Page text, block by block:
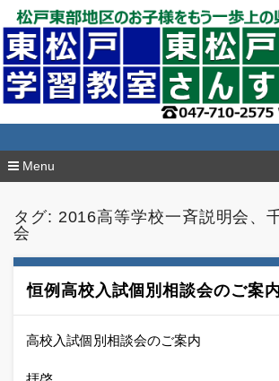
東松戸学習教室
Menu
タグ: 2016高等学校一斉説明会、
会
恒例高校入試個別相談会のご案内
高校入試個別相談会のご案内